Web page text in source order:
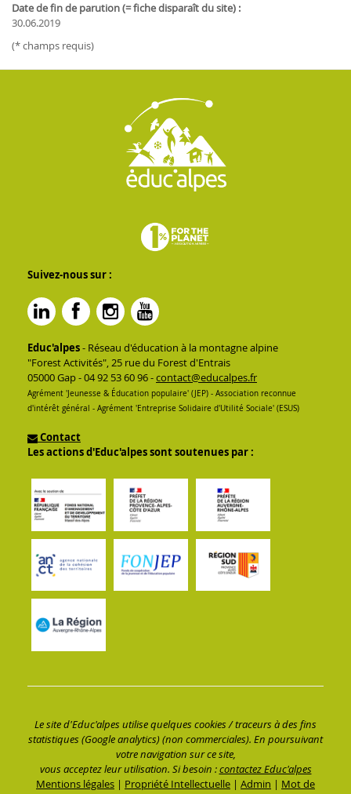
Date de fin de parution (= fiche disparaît du site) :
30.06.2019
(* champs requis)
Suivez-nous sur :
Educ'alpes- Réseau d'éducation à la montagne alpine
"Forest Activités", 25 rue du Forest d'Entrais
05000 Gap - 04 92 53 60 96 -contact@educalpes.fr
Agrément 'Jeunesse & Éducation populaire' (JEP) - Association reconnue
d'intérêt général - Agrément 'Entreprise Solidaire d'Utilité Sociale' (ESUS)
Contact
Les actions d'Educ'alpes sont soutenues par :
Le site d'Educ'alpes utilise quelques cookies / traceurs à des fins
statistiques (Google analytics) (non commerciales). En poursuivant
votre navigation sur ce site,
vous acceptez leur utilisation. Si besoin :contactez Educ'alpes
Mentions légales | Propriété Intellectuelle | Admin | Mot de